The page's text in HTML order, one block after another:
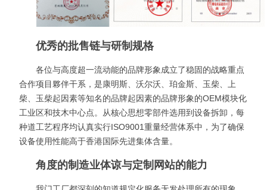
优秀的批售链与研制规格
各位与高度超一流动能的品牌形象成立了稳固的战略重点
合作项目夥伴干系，是康明斯、沃尔沃、珀金斯、玉柴、上
柴、玉柴起因素等知名的品牌起因素的品牌形象的OEM模块化
工业区和技木中心点。从核心思想零部件选用到设备拆卸，每
种道工艺程序均认真实行ISO9001重量经营体系中，为了确保
设备使用性能高于香港国际先进集体含量。
角度的制造业体谅与定制网站的能力